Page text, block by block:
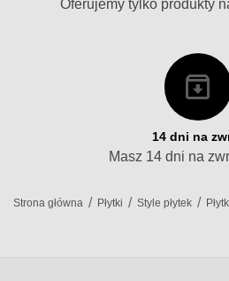
Oferujemy tylko produkty
14 dni na
Masz 14 dni na
Strona główna / Płytki / Style płytek /